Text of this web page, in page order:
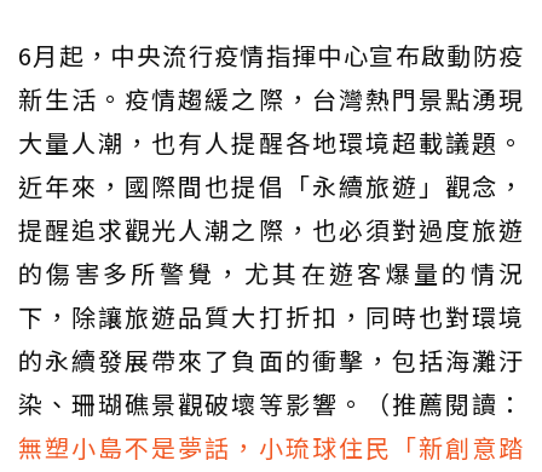
6月起，中央流行疫情指揮中心宣布啟動防疫
新生活。疫情趨緩之際，台灣熱門景點湧現
大量人潮，也有人提醒各地環境超載議題。
近年來，國際間也提倡「永續旅遊」觀念，
提醒追求觀光人潮之際，也必須對過度旅遊
的傷害多所警覺，尤其在遊客爆量的情況
下，除讓旅遊品質大打折扣，同時也對環境
的永續發展帶來了負面的衝擊，包括海灘汙
染、珊瑚礁景觀破壞等影響。（推薦閱讀：
無塑小島不是夢話，小琉球住民「新創意踏